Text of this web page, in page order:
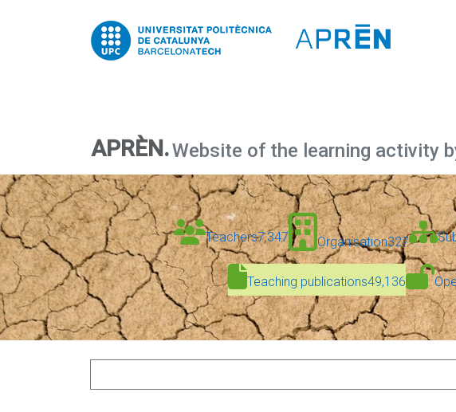
APRÈN.Website of the learning activity
Teachers7,347 Organisation327
Teaching publications49,136